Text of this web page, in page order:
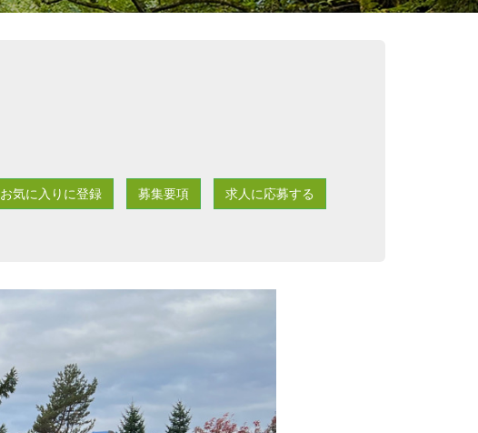
お気に入りに登録 募集要項 求人に応募する